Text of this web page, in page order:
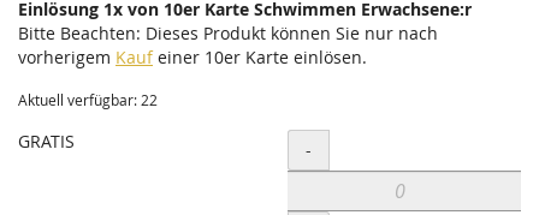
Einlösung 1x von 10er Karte Schwimmen Erwachsene:r
Bitte Beachten: Dieses Produkt können Sie nur nach
vorherigem Kaufeiner 10er Karte einlösen.
Aktuell verfügbar: 22
GRATIS Menge
-